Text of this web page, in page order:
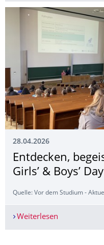
28.04.2026
Entdecken,
Girls’ & Boys’
Quelle: Vor dem Studium -
Weiterlesen